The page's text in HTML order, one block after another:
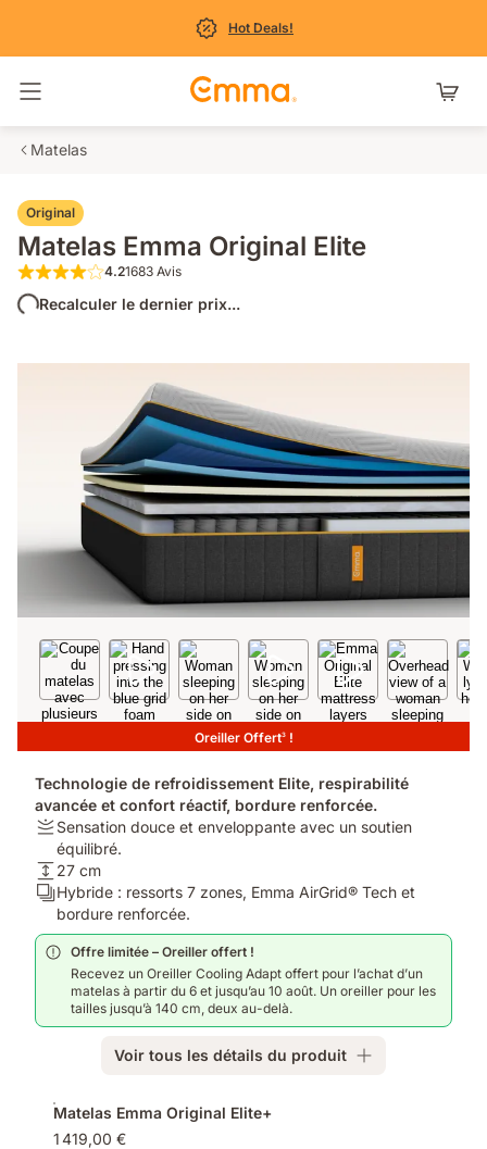
Hot Deals!
Basculer la navigation
Matelas
Original
Matelas Emma Original Elite
4.2 étoiles sur 5 1683 Avis
4.21683 Avis
Recalculer le dernier prix...
Oreiller Offert3!
Technologie de refroidissement Elite, respirabilité
avancée et confort réactif, bordure renforcée.
Fermeté:
Sensation
douce
et
enveloppante
avec
un
soutien
équilibré.
Sensation douce et enveloppante avec un soutien
équilibré.
Hauteur:
27
27 cm
Calques:
Hybride
:
ressorts
zones,
Emma
bordure
renforcée.
Hybride : ressorts 7 zones, Emma AirGrid® Tech et
bordure renforcée.
Offre limitée – Oreiller offert !
Recevez un Oreiller Cooling Adapt offert pour l’achat d’un
matelas à partir du 6 et jusqu’au 10 août. Un oreiller pour les
tailles jusqu’à 140 cm, deux au-delà.
Voir tous les détails du produit
supplémentaires
Matelas Emma Original Elite+
1 419,00 €